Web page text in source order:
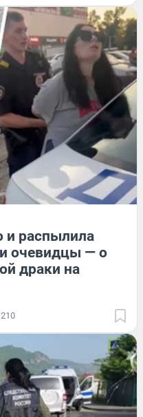
и распылила
очевидцы — о
драки на
210